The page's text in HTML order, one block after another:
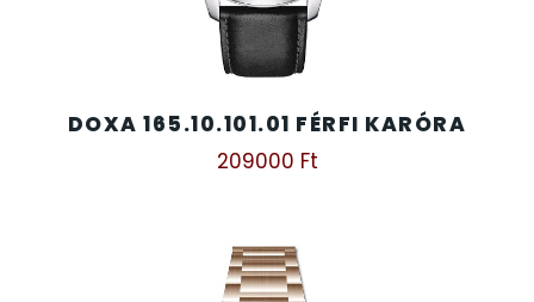
DOXA 165.10.101.01 FÉRFI KARÓRA
209000 Ft